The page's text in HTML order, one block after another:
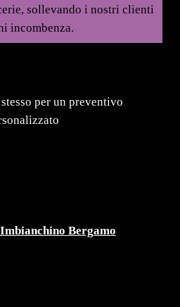
sollevando i nostri clienti
incombenza.
per un preventivo
Imbianchino Bergamo